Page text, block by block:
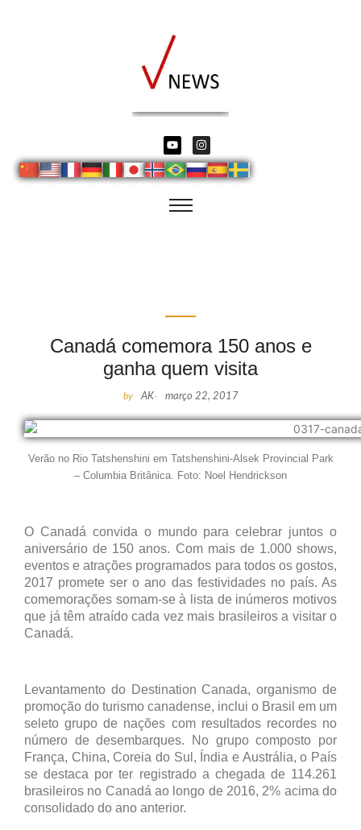
Canadá comemora 150 anos e
ganha quem visita
by AK- março 22, 2017
Verão no Rio Tatshenshini em Tatshenshini-Alsek Provincial Park
– Columbia Britânica. Foto: Noel Hendrickson
O Canadá convida o mundo para celebrar juntos o
aniversário de 150 anos. Com mais de 1.000 shows,
eventos e atrações programados para todos os gostos,
2017 promete ser o ano das festividades no país. As
comemorações somam-se à lista de inúmeros motivos
que já têm atraído cada vez mais brasileiros a visitar o
Canadá.
Levantamento do Destination Canada, organismo de
promoção do turismo canadense, inclui o Brasil em um
seleto grupo de nações com resultados recordes no
número de desembarques. No grupo composto por
França, China, Coreia do Sul, Índia e Austrália, o País
se destaca por ter registrado a chegada de 114.261
brasileiros no Canadá ao longo de 2016, 2% acima do
consolidado do ano anterior.